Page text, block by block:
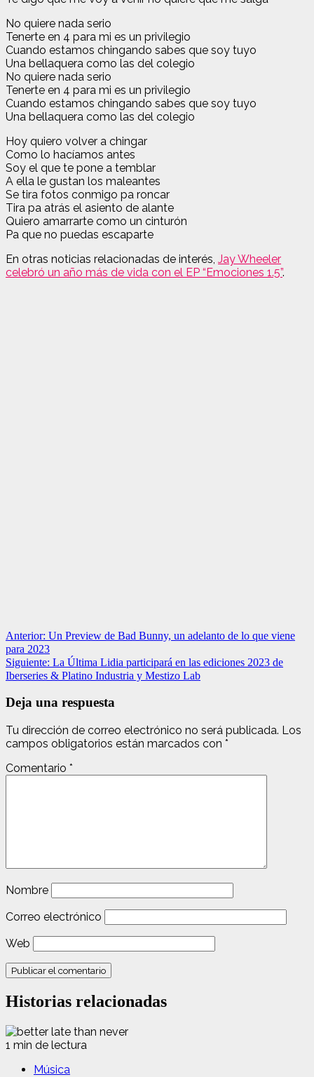
No quiere nada serio
Tenerte en 4 para mi es un privilegio
Cuando estamos chingando sabes que soy tuyo
Una bellaquera como las del colegio
No quiere nada serio
Tenerte en 4 para mi es un privilegio
Cuando estamos chingando sabes que soy tuyo
Una bellaquera como las del colegio
Hoy quiero volver a chingar
Como lo hacíamos antes
Soy el que te pone a temblar
A ella le gustan los maleantes
Se tira fotos conmigo pa roncar
Tira pa atrás el asiento de alante
Quiero amarrarte como un cinturón
Pa que no puedas escaparte
En otras noticias relacionadas de interés, Jay Wheeler
celebró un año más de vida con el EP “Emociones 1.5”.
Navegación
de
entradas
Anterior: Un Preview de Bad Bunny, un adelanto de lo que viene
para 2023
Siguiente: La Última Lidia participará en las ediciones 2023 de
Iberseries & Platino Industria y Mestizo Lab
Deja una respuesta
Tu dirección de correo electrónico no será publicada. Los
campos obligatorios están marcados con *
Comentario *
Nombre
Correo electrónico
Web
Historias relacionadas
1 min de lectura
Música